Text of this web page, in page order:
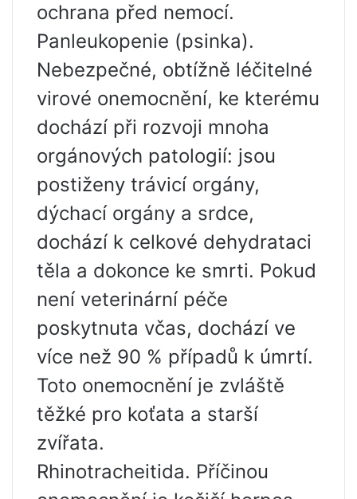
ochrana před nemocí.
Panleukopenie (psinka).
Nebezpečné, obtížně léčitelné
virové onemocnění, ke kterému
dochází při rozvoji mnoha
orgánových patologií: jsou
postiženy trávicí orgány,
dýchací orgány a srdce,
dochází k celkové dehydrataci
těla a dokonce ke smrti. Pokud
není veterinární péče
poskytnuta včas, dochází ve
více než 90 % případů k úmrtí.
Toto onemocnění je zvláště
těžké pro koťata a starší
zvířata.
Rhinotracheitida. Příčinou